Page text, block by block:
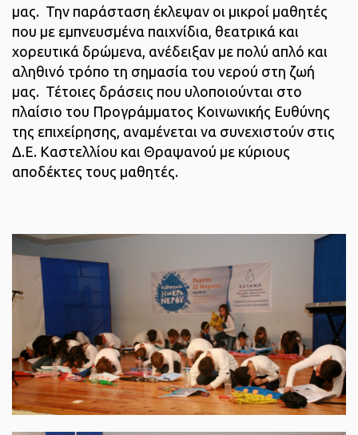
μας. Την παράσταση έκλεψαν οι μικροί μαθητές
που με εμπνευσμένα παιχνίδια, θεατρικά και
χορευτικά δρώμενα, ανέδειξαν με πολύ απλό και
αληθινό τρόπο τη σημασία του νερού στη ζωή
μας. Τέτοιες δράσεις που υλοποιούνται στο
πλαίσιο του Προγράμματος Κοινωνικής Ευθύνης
της επιχείρησης, αναμένεται να συνεχιστούν στις
Δ.Ε. Καστελλίου και Θραψανού με κύριους
αποδέκτες τους μαθητές.